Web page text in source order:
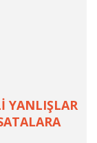
YANLIŞLAR